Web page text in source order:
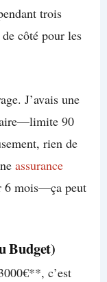
trois
côté pour les
J’avais une
90
rien de
assurance
6 mois—ça peut
Budget)
c’est